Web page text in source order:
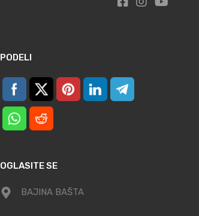
PODELI
OGLASITE SE
BAJINA BAŠTA